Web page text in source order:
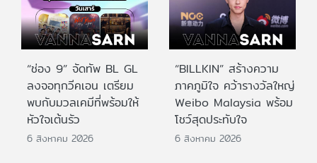
“ช่อง 9” จัดทัพ BL GL
ลงจอทุกวีคเอน เตรียม
พบกับมวลเคมีที่พร้อมให้
หัวใจเต้นรัว
6 สิงหาคม 2026
“BILLKIN” สร้างความ
ภาคภูมิใจ คว้ารางวัลใหญ่
Weibo Malaysia พร้อม
โชว์สุดประทับใจ
6 สิงหาคม 2026